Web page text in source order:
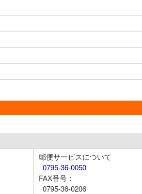
郵便サービスについて
0795-36-0050
FAX番号：
0795-36-0206